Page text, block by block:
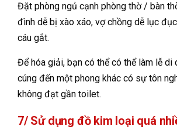
Đặt phòng ngủ cạnh phòng thờ / bàn
đình dễ bị xào xáo, vợ chồng dễ lục
cáu gắt.
Để hóa giải, bạn có thể có thể làm lễ di
cúng đến một phong khác có sự tôn
không đạt gần toilet.
7/ Sử dụng đồ kim loại quá